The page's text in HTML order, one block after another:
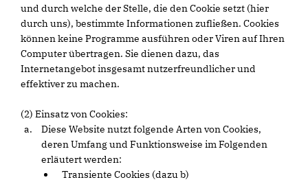
und durch welche der Stelle, die den Cookie setzt (hier
durch uns), bestimmte Informationen zufließen. Cookies
können keine Programme ausführen oder Viren auf Ihren
Computer übertragen. Sie dienen dazu, das
Internetangebot insgesamt nutzerfreundlicher und
effektiver zu machen.
(2) Einsatz von Cookies:
Diese Website nutzt folgende Arten von Cookies,
deren Umfang und Funktionsweise im Folgenden
erläutert werden:
Transiente Cookies (dazu b)